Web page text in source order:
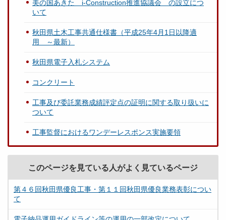
美の国あきた i-Construction推進協議会 の設立につ
いて
秋田県土木工事共通仕様書（平成25年4月1日以降適
用 ～最新）
秋田県電子入札システム
コンクリート
工事及び委託業務成績評定点の証明に関する取り扱いに
ついて
工事監督におけるワンデーレスポンス実施要領
このページを見ている人がよく見ているページ
第４６回秋田県優良工事・第１１回秋田県優良業務表彰につい
て